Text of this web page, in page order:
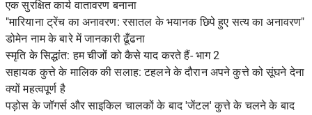
एक सुरक्षित कार्य वातावरण बनाना
"मारियाना ट्रेंच का अनावरण: रसातल के भयानक छिपे हुए सत्य का अनावरण"
डोमेन नाम के बारे में जानकारी ढूँढना
स्मृति के सिद्धांत: हम चीजों को कैसे याद करते हैं- भाग 2
सहायक कुत्ते के मालिक की सलाह: टहलने के दौरान अपने कुत्ते को सूंघने देना
क्यों महत्वपूर्ण है
पड़ोस के जॉगर्स और साइकिल चालकों के बाद 'जेंटल' कुत्ते के चलने के बाद